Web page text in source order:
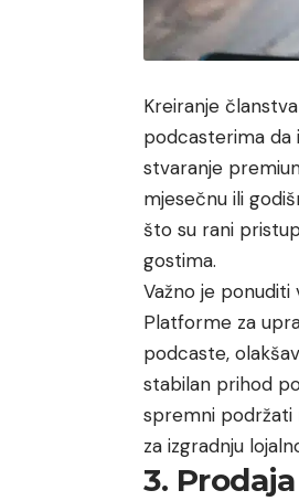
Kreiranje
podcasterima da
stvaranje
mjesečnu ili
što su rani
gostima.
Važno je
Platforme za
podcaste,
stabilan prihod
spremni podržati
za izgradnju
3.